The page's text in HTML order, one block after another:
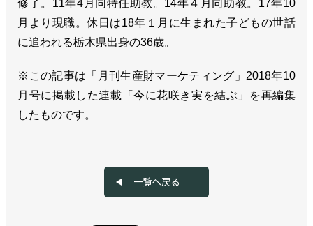
修了。11年4月同特任助教。14年４月同助教。17年10
月より現職。休日は18年１月に生まれた子どもの世話
に追われる栃木県出身の36歳。
※この記事は「月刊生産財マーケティング」2018年10
月号に掲載した連載「今に花咲き実を結ぶ」を再編集
したものです。
一覧へ戻る